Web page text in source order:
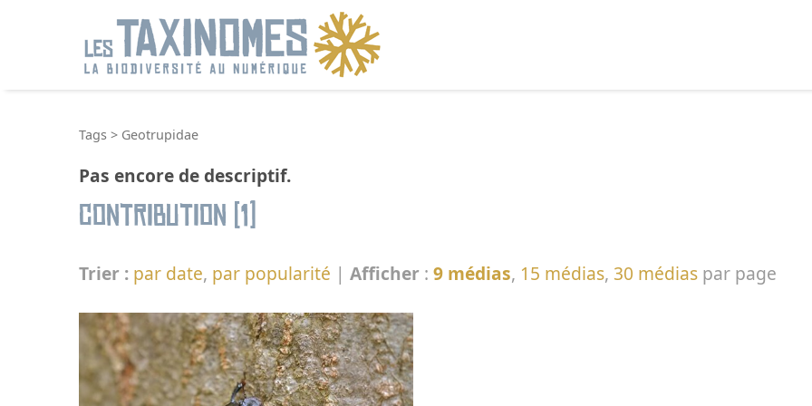
Tags > Geotrupidae
Pas encore de descriptif.
Contribution (1)
Trier : par date, par popularité | Afficher : 9 médias, 15 médias, 30 médias par page